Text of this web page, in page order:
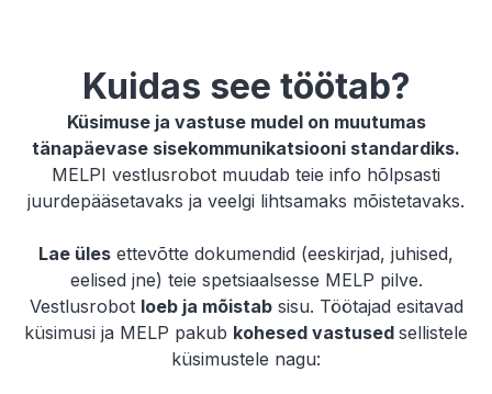
Kuidas see töötab?
Küsimuse ja vastuse mudel on muutumas
tänapäevase sisekommunikatsiooni standardiks.
MELPI vestlusrobot muudab teie info hõlpsasti
juurdepääsetavaks ja veelgi lihtsamaks mõistetavaks.
Lae üles ettevõtte dokumendid (eeskirjad, juhised,
eelised jne) teie spetsiaalsesse MELP pilve.
Vestlusrobot loeb ja mõistabsisu. Töötajad esitavad
küsimusi ja MELP pakub kohesed vastused sellistele
küsimustele nagu: